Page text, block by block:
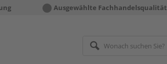
Ausgewählte Fachhandelsqualität